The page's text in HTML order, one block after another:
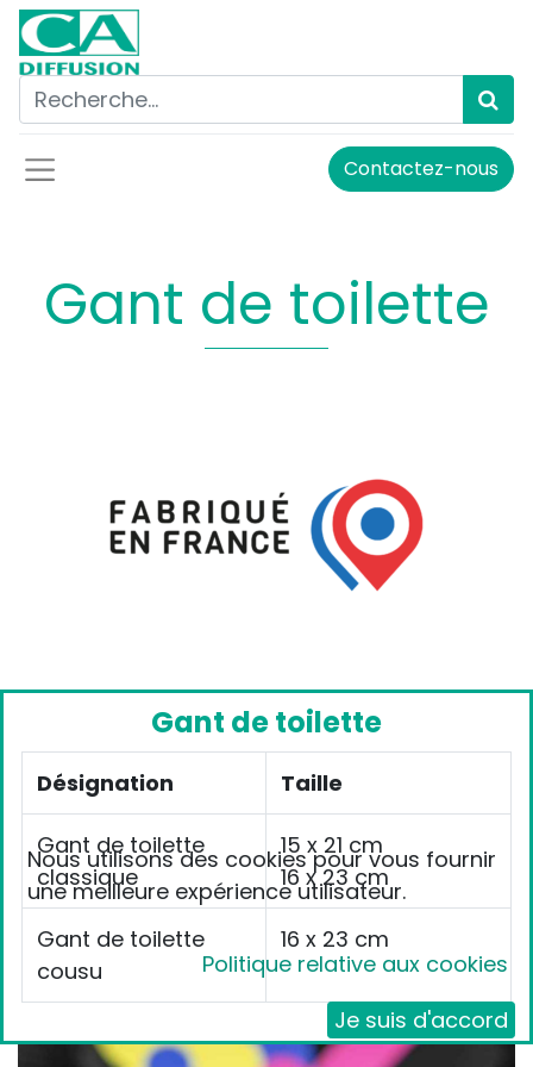
Contactez-nous
Gant de toilette
Gant de toilette
Désignation Taille
Gant de toilette
classique
15 x 21 cm
16 x 23 cm
Gant de toilette
cousu
16 x 23 cm
Nous utilisons des cookies pour vous fournir
une meilleure expérience utilisateur.
Politique relative aux cookies
Je suis d'accord